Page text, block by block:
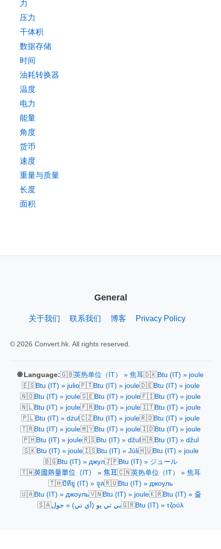
力
压力
干体积
数据存储
时间
油耗转换器
温度
电力
能量
角度
货币
速度
重量与质量
长度
面积
General
关于我们 联系我们 博客 Privacy Policy
© 2026 Convert.hk. All rights reserved.
🌐 Language:🇬🇧英热单位（IT） » 焦耳🇩🇰Btu (IT) » joule
🇪🇸Btu (IT) » julio🇵🇹Btu (IT) » joule🇩🇪Btu (IT) » joule
🇳🇴Btu (IT) » joule🇸🇪Btu (IT) » joule🇫🇮Btu (IT) » joule
🇳🇱Btu (IT) » joule🇫🇷Btu (IT) » joule🇮🇹Btu (IT) » joule
🇵🇱Btu (IT) » dżul 🇨🇿Btu (IT) » joule🇷🇴Btu (IT) » joule
🇹🇷Btu (IT) » joule🇲🇾Btu (IT) » joule🇮🇩Btu (IT) » joule
🇵🇭Btu (IT) » joule🇷🇸Btu (IT) » džul 🇭🇷Btu (IT) » džul
🇸🇰Btu (IT) » joule🇮🇸Btu (IT) » Júli🇭🇺Btu (IT) » joule
🇧🇬Btu (IT) » джул🇯🇵Btu (IT) » ジュール
🇹🇼英國熱量單位（IT） » 焦耳 🇨🇳英热单位（IT） » 焦耳
🇹🇭บีทียู (IT) » จูล🇷🇺Btu (IT) » джоуль
🇺🇦Btu (IT) » джоуль🇻🇳Btu (IT) » joule🇰🇷Btu (IT) » 줄
🇸🇦بي تي يو (آي تي) » جول🇬🇷Btu (IT) » τζούλ